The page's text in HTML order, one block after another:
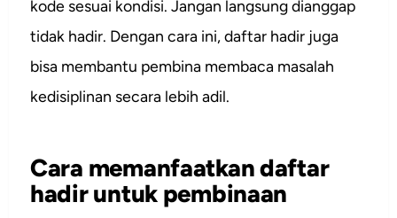
kode sesuai kondisi. Jangan langsung dianggap
tidak hadir. Dengan cara ini, daftar hadir juga
bisa membantu pembina membaca masalah
kedisiplinan secara lebih adil.
Cara memanfaatkan daftar
hadir untuk pembinaan